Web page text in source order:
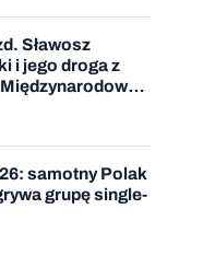
Sławosz
i jego droga z
samotny Polak
grupę single-